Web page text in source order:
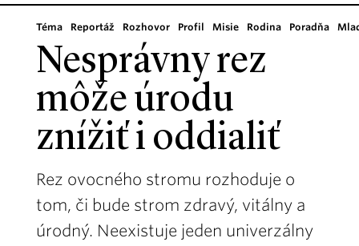
Téma Reportáž Rozhovor Profil Misie Rodina Poradňa
Nesprávny rez
môže úrodu
znížiť i oddialiť
Rez ovocného stromu rozhoduje o
tom, či bude strom zdravý, vitálny a
úrodný. Neexistuje jeden univerzálny